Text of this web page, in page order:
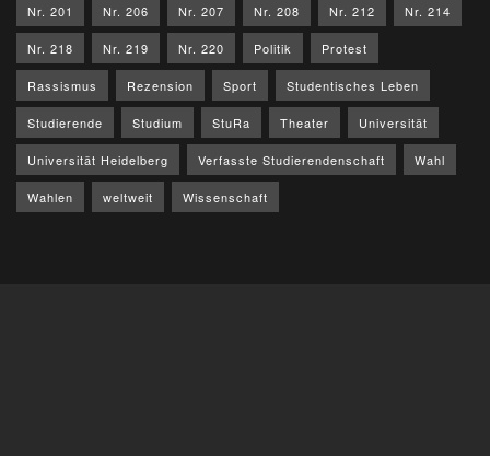
Nr. 201 Nr. 206 Nr. 207 Nr. 208 Nr. 212 Nr. 214
Nr. 218 Nr. 219 Nr. 220 Politik Protest
Rassismus Rezension Sport Studentisches Leben
Studierende Studium StuRa Theater Universität
Universität Heidelberg Verfasste Studierendenschaft Wahl
Wahlen weltweit Wissenschaft